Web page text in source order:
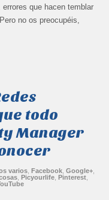
errores que hacen temblar
no os preocupéis,
todo
Manager
varios ,Facebook ,Google+
,Picyourlife ,Pinterest